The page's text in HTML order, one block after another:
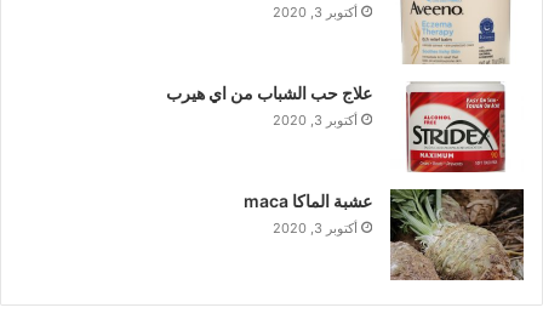
أكتوبر 3, 2020
علاج حب الشباب من اي هيرب
أكتوبر 3, 2020
عشبة الماكا maca
أكتوبر 3, 2020